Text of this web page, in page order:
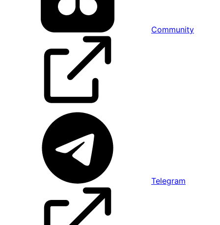
Community
Telegram